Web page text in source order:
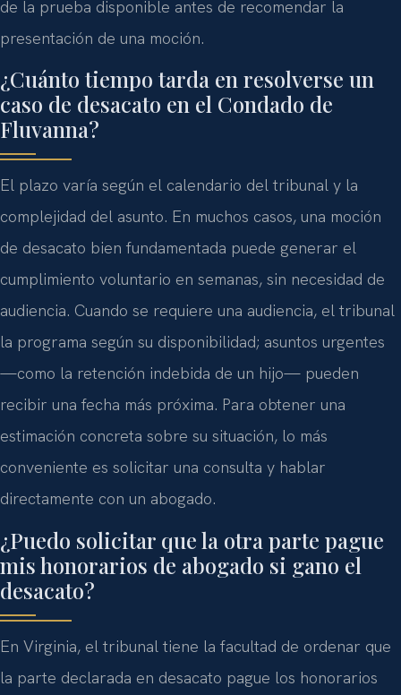
de la prueba disponible antes de recomendar la
presentación de una moción.
¿Cuánto tiempo tarda en resolverse un
caso de desacato en el Condado de
Fluvanna?
El plazo varía según el calendario del tribunal y la
complejidad del asunto. En muchos casos, una moción
de desacato bien fundamentada puede generar el
cumplimiento voluntario en semanas, sin necesidad de
audiencia. Cuando se requiere una audiencia, el tribunal
la programa según su disponibilidad; asuntos urgentes
—como la retención indebida de un hijo— pueden
recibir una fecha más próxima. Para obtener una
estimación concreta sobre su situación, lo más
conveniente es solicitar una consulta y hablar
directamente con un abogado.
¿Puedo solicitar que la otra parte pague
mis honorarios de abogado si gano el
desacato?
En Virginia, el tribunal tiene la facultad de ordenar que
la parte declarada en desacato pague los honorarios